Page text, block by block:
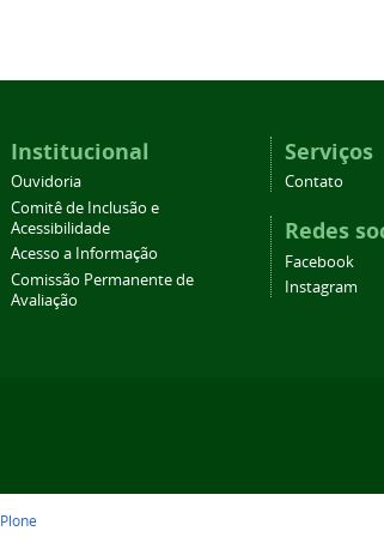
Institucional
Ouvidoria
Comitê de Inclusão e
Acessibilidade
Acesso a Informação
Comissão Permanente de
Avaliação
Serviços
Contato
Redes
Facebook
Instagram
Plone